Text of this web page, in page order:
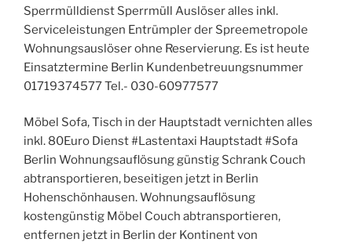
Sperrmülldienst Sperrmüll Auslöser alles inkl.
Serviceleistungen Entrümpler der Spreemetropole
Wohnungsauslöser ohne Reservierung. Es ist heute
Einsatztermine Berlin Kundenbetreuungsnummer
01719374577 Tel.- 030-60977577
Möbel Sofa, Tisch in der Hauptstadt vernichten alles
inkl. 80Euro Dienst #Lastentaxi Hauptstadt #Sofa
Berlin Wohnungsauflösung günstig Schrank Couch
abtransportieren, beseitigen jetzt in Berlin
Hohenschönhausen. Wohnungsauflösung
kostengünstig Möbel Couch abtransportieren,
entfernen jetzt in Berlin der Kontinent von